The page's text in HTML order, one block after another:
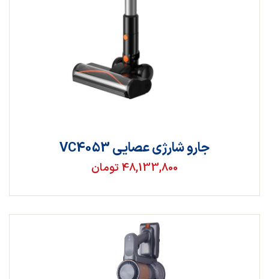
جارو شارژی عصایی VC4053
48,133,800 تومان